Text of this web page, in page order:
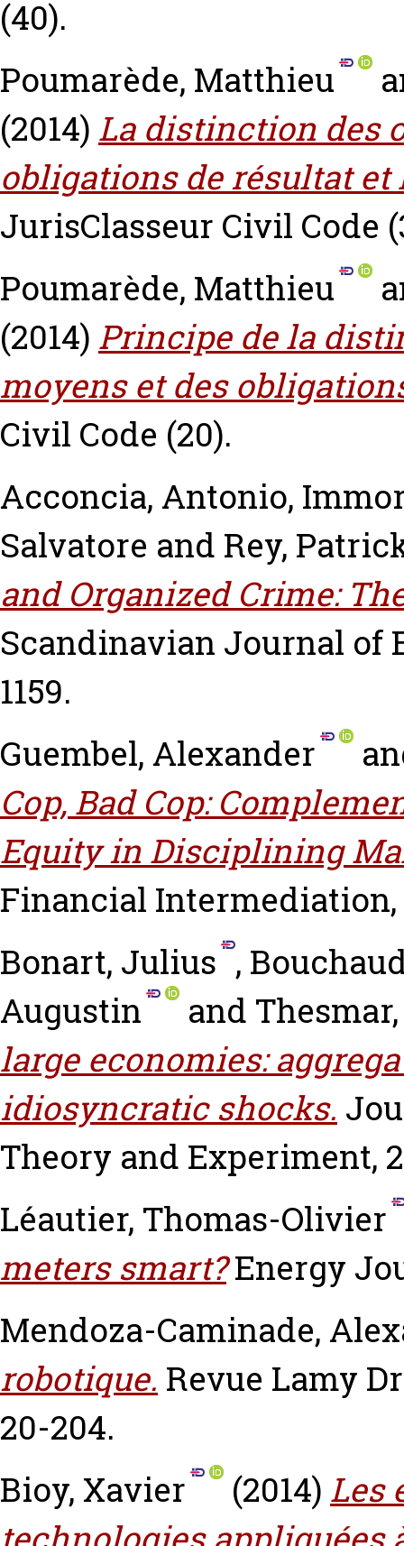
(40).
Poumarède, Matthieu
(2014) La distinction des
obligations de résultat
JurisClasseur Civil Code
Poumarède, Matthieu
(2014) Principe de la
moyens et des
Civil Code (20).
Acconcia, Antonio,
Salvatore and Rey,
and Organized Crime:
Scandinavian Journal of
1159.
Guembel, Alexander
Cop, Bad Cop:
Equity in Disciplining
Financial Intermediation,
Bonart, Julius ,
Augustin
and
large economies:
idiosyncratic shocks.
Theory and Experiment,
Léautier, Thomas-Olivier
meters smart? Energy
Mendoza-Caminade,
robotique. Revue Lamy
20-204.
Bioy, Xavier
(2014) Les